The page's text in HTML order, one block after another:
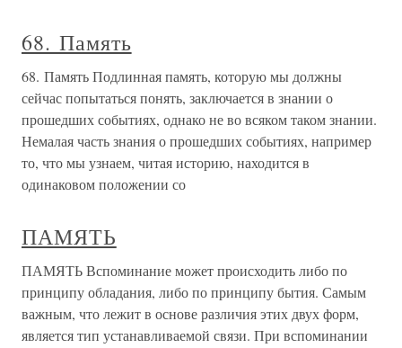
68. Память
68. Память Подлинная память, которую мы должны
сейчас попытаться понять, заключается в знании о
прошедших событиях, однако не во всяком таком знании.
Немалая часть знания о прошедших событиях, например
то, что мы узнаем, читая историю, находится в
одинаковом положении со
ПАМЯТЬ
ПАМЯТЬ Вспоминание может происходить либо по
принципу обладания, либо по принципу бытия. Самым
важным, что лежит в основе различия этих двух форм,
является тип устанавливаемой связи. При вспоминании